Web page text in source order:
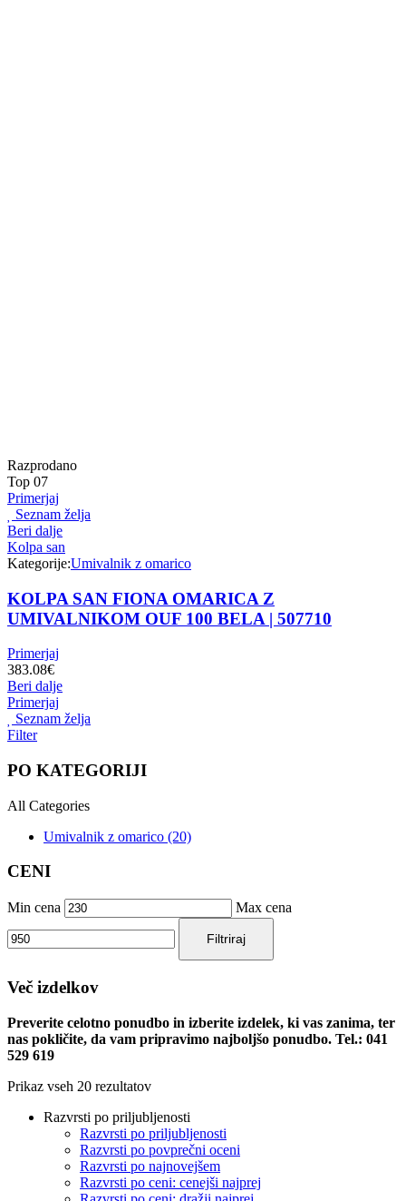
Razprodano
Top 07
Primerjaj
Seznam želja
Beri dalje
Kolpa san
Kategorije:Umivalnik z omarico
KOLPA SAN FIONA OMARICA Z
UMIVALNIKOM OUF 100 BELA | 507710
Primerjaj
383.08€
Beri dalje
Primerjaj
Seznam želja
Filter
PO KATEGORIJI
All Categories
Umivalnik z omarico (20)
CENI
Min cena Max cena
Filtriraj
Več izdelkov
Preverite celotno ponudbo in izberite izdelek, ki vas zanima, ter
nas pokličite, da vam pripravimo najboljšo ponudbo. Tel.: 041
529 619
Prikaz vseh 20 rezultatov
Razvrsti po priljubljenosti
Razvrsti po priljubljenosti
Razvrsti po povprečni oceni
Razvrsti po najnovejšem
Razvrsti po ceni: cenejši najprej